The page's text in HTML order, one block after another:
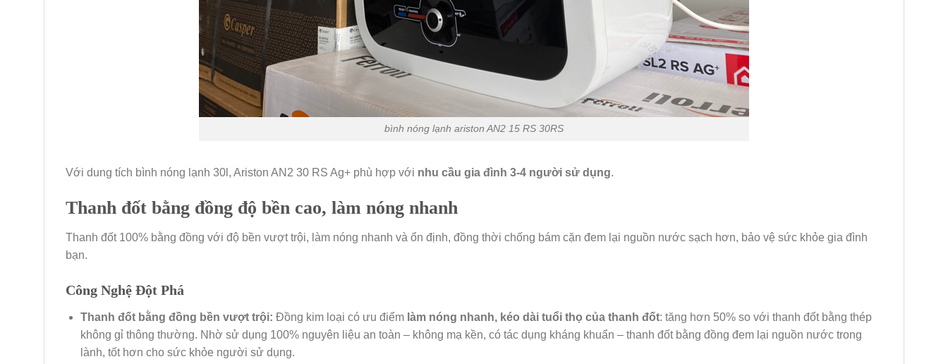
bình nóng lạnh ariston AN2 15 RS 30RS
Với dung tích bình nóng lạnh 30l, Ariston AN2 30 RS Ag+ phù hợp với nhu cầu gia đình 3-4 người sử dụng.
Thanh đốt bằng đồng độ bền cao, làm nóng nhanh
Thanh đốt 100% bằng đồng với độ bền vượt trội, làm nóng nhanh và ổn định, đồng thời chống bám cặn đem lại nguồn nước sạch hơn, bảo vệ sức khỏe gia đình
bạn.
Công Nghệ Đột Phá
Thanh đốt bằng đồng bền vượt trội: Đồng kim loại có ưu điểm làm nóng nhanh, kéo dài tuổi thọ của thanh đốt: tăng hơn 50% so với thanh đốt bằng thép
không gỉ thông thường. Nhờ sử dụng 100% nguyên liệu an toàn – không mạ kền, có tác dụng kháng khuẩn – thanh đốt bằng đồng đem lại nguồn nước trong
lành, tốt hơn cho sức khỏe người sử dụng.